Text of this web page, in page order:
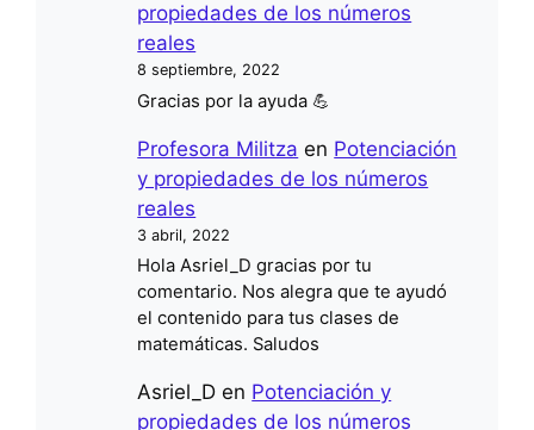
propiedades de los números
reales
8 septiembre, 2022
Gracias por la ayuda 💪
Profesora Militza en Potenciación
y propiedades de los números
reales
3 abril, 2022
Hola Asriel_D gracias por tu
comentario. Nos alegra que te ayudó
el contenido para tus clases de
matemáticas. Saludos
Asriel_D en Potenciación y
propiedades de los números